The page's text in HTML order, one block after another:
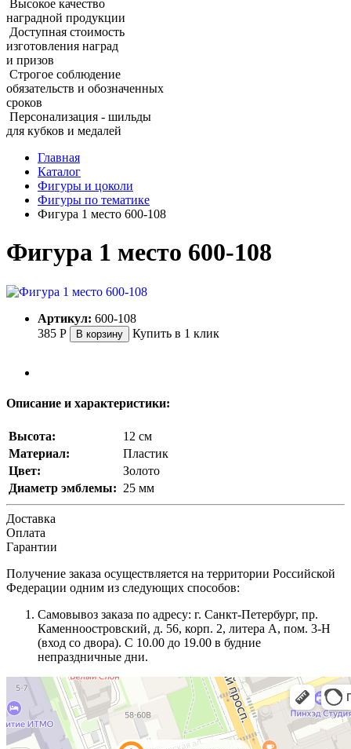
Высокое качество
наградной продукции
Доступная стоимость
изготовления наград
и призов
Строгое соблюдение
обязательств и обозначенных
сроков
Персонализация - шильды
для кубков и медалей
Главная
Каталог
Фигуры и цоколи
Фигуры по тематике
Фигура 1 место 600‑108
Фигура 1 место 600‑108
Артикул: 600-108
385 Р В корзину Купить в 1 клик
Описание и характеристики:
Высота:
12 см
Материал:
Пластик
Цвет:
Золото
Диаметр эмблемы: 25 мм
Доставка
Оплата
Гарантии
Получение заказа осуществляется на территории Российской
Федерации одним из следующих способов:
Самовывоз заказа по адресу: г. Санкт-Петербург, пр.
Каменноостровский, д. 56, корп. 2, литера А, пом. 3-Н
(вход со двора). С 10.00 до 19.00 в будние
непраздничные дни.